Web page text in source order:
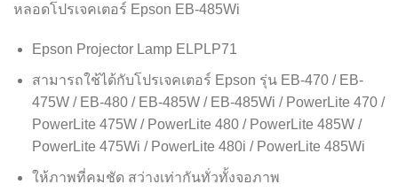
หลอดโปรเจคเตอร์ Epson EB-485Wi
Epson Projector Lamp ELPLP71
สามารถใช้ได้กับโปรเจคเตอร์ Epson รุ่น EB-470 / EB-
475W / EB-480 / EB-485W / EB-485Wi / PowerLite 470 /
PowerLite 475W / PowerLite 480 / PowerLite 485W /
PowerLite 475Wi / PowerLite 480i / PowerLite 485Wi
ให้ภาพที่คมชัด สว่างเท่ากันทั่วทั้งจอภาพ